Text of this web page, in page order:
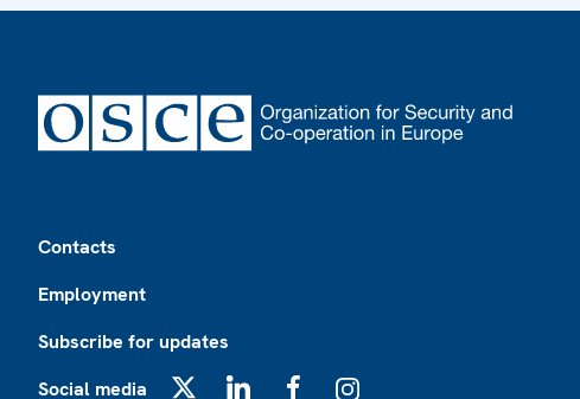
Contacts
Employment
Subscribe for updates
Social media